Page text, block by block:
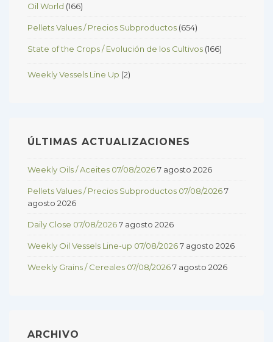
Oil World (166)
Pellets Values / Precios Subproductos (654)
State of the Crops / Evolución de los Cultivos (166)
Weekly Vessels Line Up (2)
ÚLTIMAS ACTUALIZACIONES
Weekly Oils / Aceites 07/08/20267 agosto 2026
Pellets Values / Precios Subproductos 07/08/20267
agosto 2026
Daily Close 07/08/20267 agosto 2026
Weekly Oil Vessels Line-up 07/08/20267 agosto 2026
Weekly Grains / Cereales 07/08/20267 agosto 2026
ARCHIVO